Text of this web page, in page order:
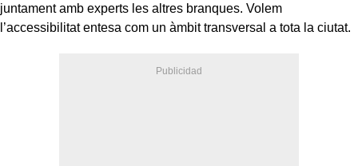
juntament amb experts les altres branques. Volem
l’accessibilitat entesa com un àmbit transversal a tota la ciutat.